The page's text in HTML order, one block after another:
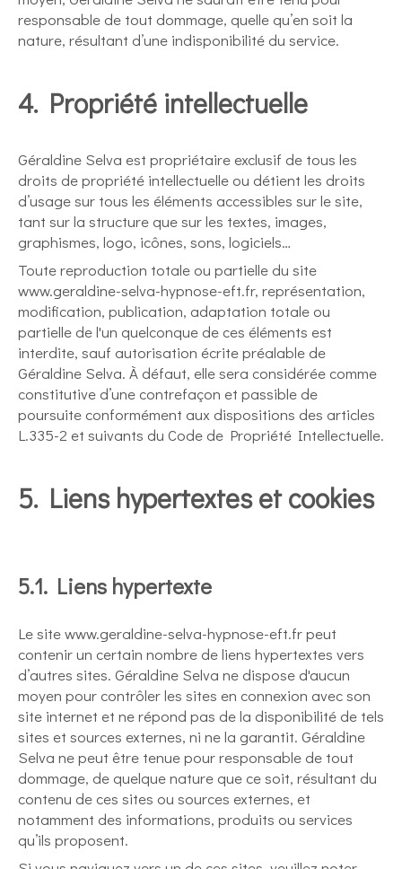
responsable de tout dommage, quelle qu’en soit la
nature, résultant d’une indisponibilité du service.
4. Propriété intellectuelle
Géraldine Selva est propriétaire exclusif de tous les
droits de propriété intellectuelle ou détient les droits
d’usage sur tous les éléments accessibles sur le site,
tant sur la structure que sur les textes, images,
graphismes, logo, icônes, sons, logiciels…
Toute reproduction totale ou partielle du site
www.geraldine-selva-hypnose-eft.fr, représentation,
modification, publication, adaptation totale ou
partielle de l'un quelconque de ces éléments est
interdite, sauf autorisation écrite préalable de
Géraldine Selva. À défaut, elle sera considérée comme
constitutive d’une contrefaçon et passible de
poursuite conformément aux dispositions des articles
L.335-2 et suivants du Code de Propriété Intellectuelle.
5. Liens hypertextes et cookies
5.1. Liens hypertexte
Le site www.geraldine-selva-hypnose-eft.fr peut
contenir un certain nombre de liens hypertextes vers
d’autres sites. Géraldine Selva ne dispose d'aucun
moyen pour contrôler les sites en connexion avec son
site internet et ne répond pas de la disponibilité de tels
sites et sources externes, ni ne la garantit. Géraldine
Selva ne peut être tenue pour responsable de tout
dommage, de quelque nature que ce soit, résultant du
contenu de ces sites ou sources externes, et
notamment des informations, produits ou services
qu’ils proposent.